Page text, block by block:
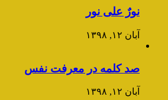
نورٌ علی نور
آبان ۱۲, ۱۳۹۸
صد کلمه در معرفت نفس
آبان ۱۲, ۱۳۹۸